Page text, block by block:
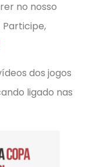
no nosso
dos jogos
ligado nas